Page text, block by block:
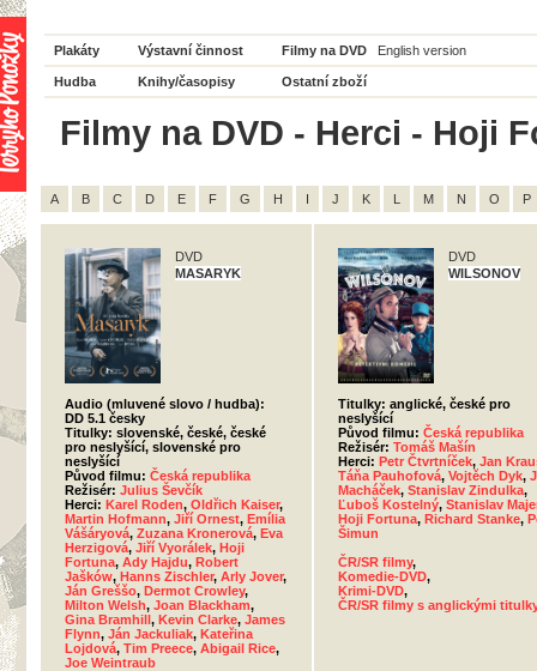
Plakáty Výstavní činnost Filmy na DVD English version
Hudba Knihy/časopisy Ostatní zboží
Filmy na DVD - Herci - Hoji
A B C D E F G H I J K L M N O P
DVD
MASARYK
Audio (mluvené slovo / hudba):
DD 5.1 česky
Titulky: slovenské, české, české
pro neslyšící, slovenské pro
neslyšící
Původ filmu: Česká republika
Režisér: Julius Ševčík
Herci: Karel Roden, Oldřich Kaiser,
Martin Hofmann, Jiří Ornest, Emília
Vášáryová, Zuzana Kronerová, Eva
Herzigová, Jiří Vyorálek, Hoji
Fortuna, Ady Hajdu, Robert
Jašków, Hanns Zischler, Arly Jover,
Ján Greššo, Dermot Crowley,
Milton Welsh, Joan Blackham,
Gina Bramhill, Kevin Clarke, James
Flynn, Ján Jackuliak, Kateřina
Lojdová, Tim Preece, Abigail Rice,
Joe Weintraub
DVD
WILSONOV
Titulky: anglické, české pro
neslyšící
Původ filmu: Česká republika
Režisér: Tomáš Mašín
Herci: Petr Čtvrtníček, Jan
Táňa Pauhofová, Vojtěch Dyk,
Macháček, Stanislav Zindulka,
Ľuboš Kostelný, Stanislav
Hoji Fortuna, Richard Stanke,
Šimun
ČR/SR filmy,
Komedie-DVD,
Krimi-DVD,
ČR/SR filmy s anglickými